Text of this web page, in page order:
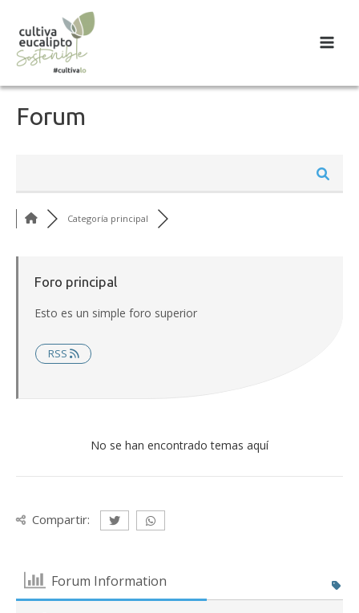
Menu
Forum
Categoría principal
Foro principal
Esto es un simple foro superior
RSS
No se han encontrado temas aquí
Compartir:
Forum Information